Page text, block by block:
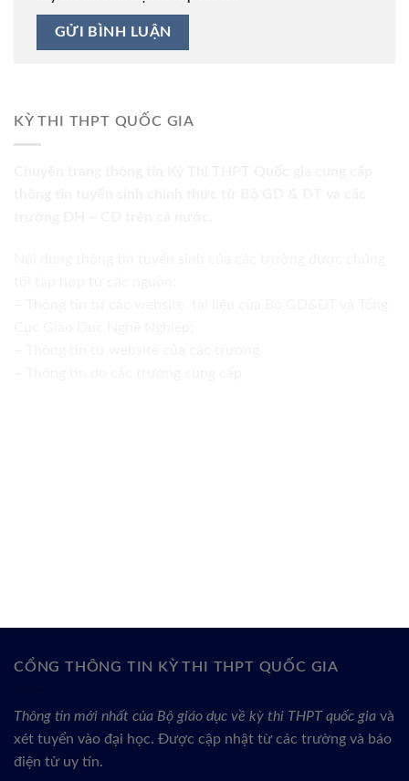
KỲ THI THPT QUỐC GIA
CỔNG THÔNG TIN KỲ THI THPT QUỐC GIA
Thông tin mới nhất của Bộ giáo dục về kỳ thi THPT quốc gia và
xét tuyển vào đại học. Được cập nhật từ các trường và báo
điện tử uy tín.